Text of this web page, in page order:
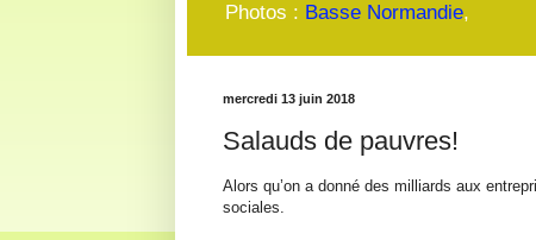
Photos : Basse Normandie,
mercredi 13 juin 2018
Salauds de pauvres!
Alors qu’on a donné des milliards aux
sociales.